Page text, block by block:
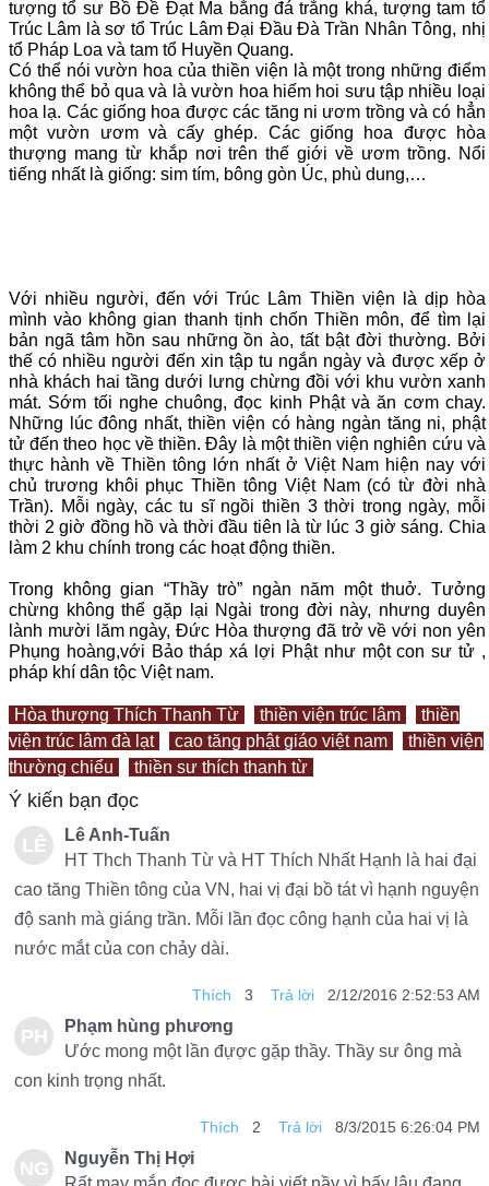
tượng tổ sư Bồ Đề Đạt Ma bằng đá trắng khá, tượng tam tổ
Trúc Lâm là sơ tổ Trúc Lâm Đại Đầu Đà Trần Nhân Tông, nhị
tổ Pháp Loa và tam tổ Huyền Quang.
Có thể nói vườn hoa của thiền viện là một trong những điểm
không thể bỏ qua và là vườn hoa hiếm hoi sưu tập nhiều loại
hoa lạ. Các giống hoa được các tăng ni ươm trồng và có hẳn
một vườn ươm và cấy ghép. Các giống hoa được hòa
thượng mang từ khắp nơi trên thế giới về ươm trồng. Nổi
tiếng nhất là giống: sim tím, bông gòn Úc, phù dung,…
Với nhiều người, đến với Trúc Lâm Thiền viện là dịp hòa
mình vào không gian thanh tịnh chốn Thiền môn, để tìm lại
bản ngã tâm hồn sau những ồn ào, tất bật đời thường. Bởi
thế có nhiều người đến xin tập tu ngắn ngày và được xếp ở
nhà khách hai tầng dưới lưng chừng đồi với khu vườn xanh
mát. Sớm tối nghe chuông, đọc kinh Phật và ăn cơm chay.
Những lúc đông nhất, thiền viện có hàng ngàn tăng ni, phật
tử đến theo học về thiền. Đây là một thiền viện nghiên cứu và
thực hành về Thiền tông lớn nhất ở Việt Nam hiện nay với
chủ trương khôi phục Thiền tông Việt Nam (có từ đời nhà
Trần). Mỗi ngày, các tu sĩ ngồi thiền 3 thời trong ngày, mỗi
thời 2 giờ đồng hồ và thời đầu tiên là từ lúc 3 giờ sáng. Chia
làm 2 khu chính trong các hoạt động thiền.
Trong không gian “Thầy trò” ngàn năm một thuở. Tưởng
chừng không thể gặp lại Ngài trong đời này, nhưng duyên
lành mười lăm ngày, Đức Hòa thượng đã trở về với non yên
Phụng hoàng,với Bảo tháp xá lợi Phật như một con sư tử ,
pháp khí dân tộc Việt nam.
Hòa thượng Thích Thanh Từ thiền viện trúc lâm
thiền
viện trúc lâm đà lạt
cao tăng phật giáo việt nam
thiền viện
thường chiểu
thiền sư thích thanh từ
Ý kiến bạn đọc
LÊ
AN
H-
Lê Anh-Tuấn
HT Thch Thanh Từ và HT Thích Nhất Hạnh là hai đại
cao tăng Thiền tông của VN, hai vị đại bồ tát vì hạnh nguyện
độ sanh mà giáng trần. Mỗi lần đọc công hạnh của hai vị là
nước mắt của con chảy dài.
Thích 3 Trả lời 2/12/2016 2:52:53 AM
PH
ẠM
NG
Phạm hùng phương
Ước mong một lần đựợc gặp thầy. Thầy sư ông mà
con kinh trọng nhất.
Thích 2 Trả lời 8/3/2015 6:26:04 PM
NG
Nguyễn Thị Hợi